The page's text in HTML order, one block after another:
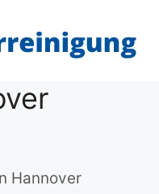
Hannover